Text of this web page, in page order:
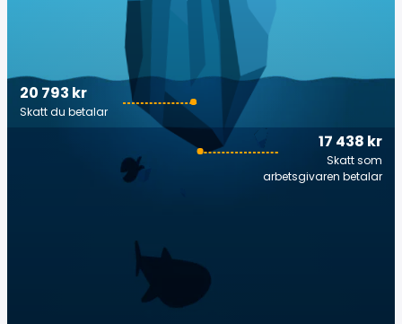
17 438 kr
Skatt som
arbetsgivaren betalar
20 793 kr
Skatt du betalar